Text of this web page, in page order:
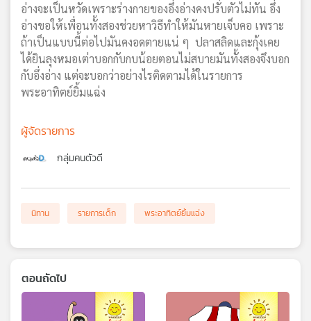
อ่างจะเป็นหวัดเพราะร่างกายของอึ่งอ่างคงปรับตัวไม่ทัน อึ่ง
อ่างขอให้เพื่อนทั้งสองช่วยหาวิธีทำให้มันหายเจ็บคอ เพราะ
ถ้าเป็นแบบนี้ต่อไปมันคงอดตายแน่ ๆ ปลาสลิดและกุ้งเคย
ได้ยินลุงหมอเต่าบอกกับกบน้อยตอนไม่สบายมันทั้งสองจึงบอก
กับอึ่งอ่าง แต่จะบอกว่าอย่างไรติดตามได้ในรายการ
พระอาทิตย์ยิ้มแฉ่ง
ผู้จัดรายการ
กลุ่มคนตัวดี
นิทาน รายการเด็ก พระอาทิตย์ยิ้มแฉ่ง
ตอนถัดไป